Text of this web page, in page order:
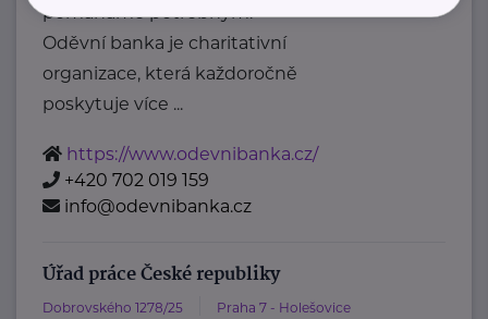
pomáháme potřebným."
Oděvní banka je charitativní
organizace, která každoročně
poskytuje více ...
https://www.odevnibanka.cz/
+420 702 019 159
info@odevnibanka.cz
Úřad práce České republiky
Dobrovského 1278/25 Praha 7 - Holešovice